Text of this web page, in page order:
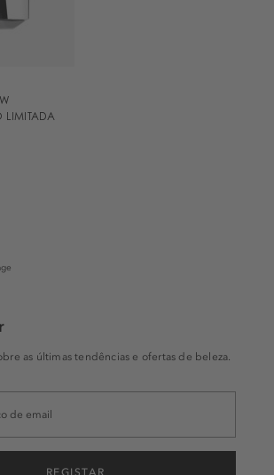
LIMITADA
as últimas tendências e ofertas de beleza.